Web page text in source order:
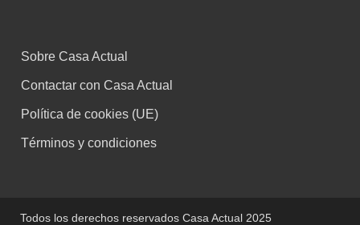
Sobre Casa Actual
Contactar con Casa Actual
Política de cookies (UE)
Términos y condiciones
Todos los derechos reservados Casa Actual 2025